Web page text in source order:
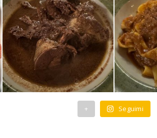
+ Seguimi